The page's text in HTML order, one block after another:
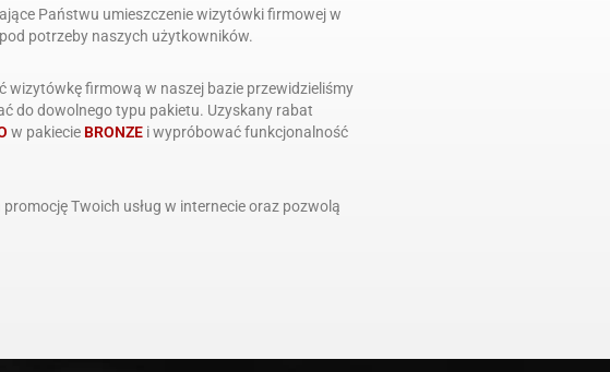
Państwu umieszczenie wizytówki firmowej w
potrzeby naszych użytkowników.
wizytówkę firmową w naszej bazie przewidzieliśmy
do dowolnego typu pakietu. Uzyskany rabat
w pakiecie BRONZE i wypróbować funkcjonalność
Twoich usług w internecie oraz pozwolą